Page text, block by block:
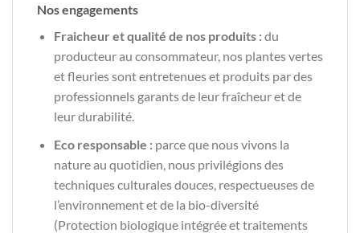
Nos engagements
Fraicheur et qualité de nos produits :du
producteur au consommateur, nos plantes vertes
et fleuries sont entretenues et produits par des
professionnels garants de leur fraîcheur et de
leur durabilité.
Eco responsable :parce que nous vivons la
nature au quotidien, nous privilégions des
techniques culturales douces, respectueuses de
l’environnement et de la bio-diversité
(Protection biologique intégrée et traitements